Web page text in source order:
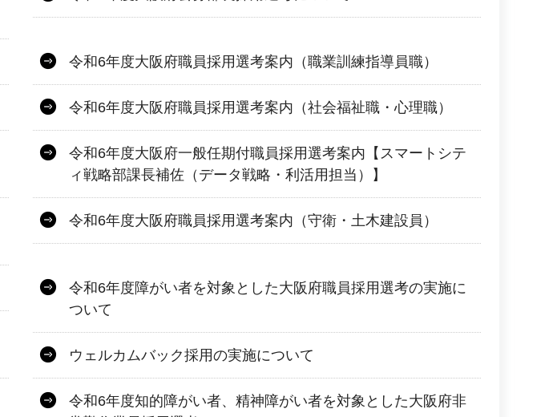
令和6年度大阪府職員採用選考案内（職業訓練指導員職）
令和6年度大阪府職員採用選考案内（社会福祉職・心理職）
令和6年度大阪府一般任期付職員採用選考案内【スマートシテ
ィ戦略部課長補佐（データ戦略・利活用担当）】
令和6年度大阪府職員採用選考案内（守衛・土木建設員）
令和6年度障がい者を対象とした大阪府職員採用選考の実施に
ついて
ウェルカムバック採用の実施について
令和6年度知的障がい者、精神障がい者を対象とした大阪府非